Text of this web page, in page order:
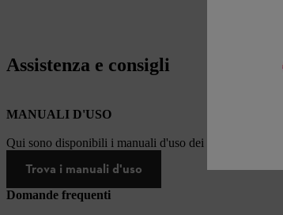
Assistenza e consigli
MANUALI D'USO
Qui sono disponibili i manuali d'uso dei prodotti STIHL.
Trova i manuali d'uso
Domande frequenti